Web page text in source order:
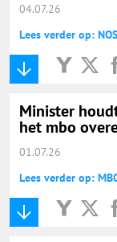
04.07.26
Lees verder op: NOS
Minister
het mbo
01.07.26
Lees verder op: